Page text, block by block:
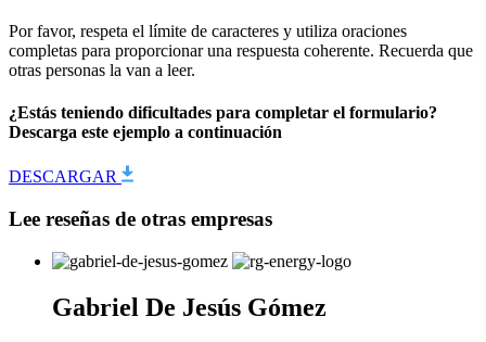
Por favor, respeta el límite de caracteres y utiliza oraciones
completas para proporcionar una respuesta coherente. Recuerda que
otras personas la van a leer.
¿Estás teniendo dificultades para completar el formulario?
Descarga este ejemplo a continuación
DESCARGAR
Lee reseñas de otras empresas
Gabriel De Jesús Gómez